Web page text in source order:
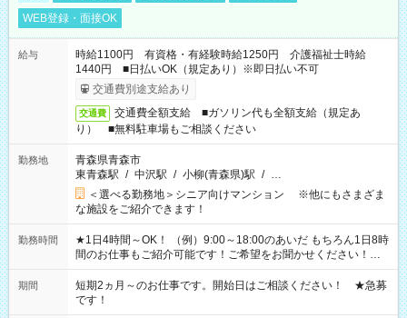
WEB登録・面接OK
給与
時給1100円 有資格・有経験時給1250円 介護福祉士時給
1440円 ■日払いOK（規定あり）※即日払い不可
交通費別途支給あり
交通費
交通費全額支給 ■ガソリン代も全額支給（規定あ
り） ■無料駐車場もご相談ください
勤務地
青森県青森市
東青森駅 / 中沢駅 / 小柳(青森県)駅 / …
＜選べる勤務地＞シニア向けマンション ※他にもさまざま
な施設をご紹介できます！
勤務時間
★1日4時間～OK！ （例）9:00～18:00のあいだ もちろん1日8時
間のお仕事もご紹介可能です！ご希望をお聞かせください！★
家庭の都合でお休みが必要な場合も遠慮なくご相談ください。
※週最低15時間以上の勤務が必要です
期間
短期2ヵ月～のお仕事です。開始日はご相談ください！ ★急募
です！